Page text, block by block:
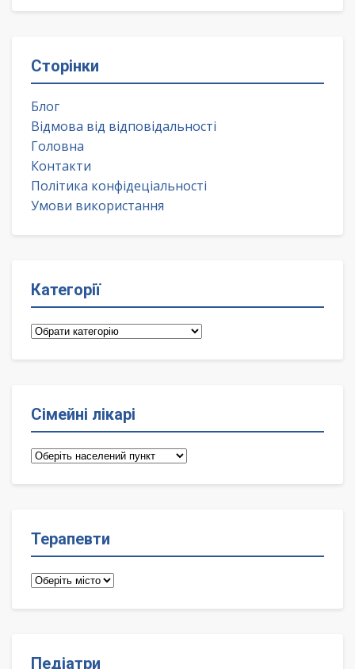
Сторінки
Блог
Відмова від відповідальності
Головна
Контакти
Політика конфідеціальності
Умови використання
Категорії
Категорії
Сімейні лікарі
Сімейні
Терапевти
Терапевти
Педіатри